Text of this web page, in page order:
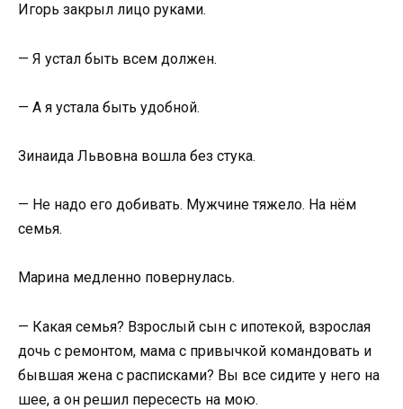
Игорь закрыл лицо руками.
— Я устал быть всем должен.
— А я устала быть удобной.
Зинаида Львовна вошла без стука.
— Не надо его добивать. Мужчине тяжело. На нём
семья.
Марина медленно повернулась.
— Какая семья? Взрослый сын с ипотекой, взрослая
дочь с ремонтом, мама с привычкой командовать и
бывшая жена с расписками? Вы все сидите у него на
шее, а он решил пересесть на мою.